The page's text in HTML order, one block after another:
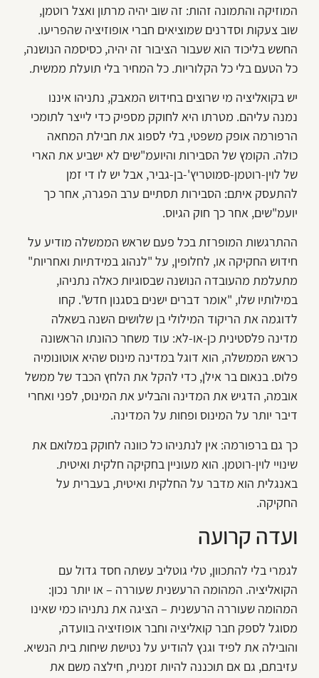
המוזיקה והתמונה זהות: זה שוב יהיה מרתון ואצל רוטמן,
שוב צעקות וסדרנים שמוציאים חברי אופוזיציה שהפריעו.
החשש בליכוד הוא שעבור הציבור זה יהיה, כסיסמה הנושנה,
כל הטעם בלי כל הקלוריות. כל המחיר בלי תועלת ממשית.
יש בקואליציה מי שרוצים בחידוש המאבק, נתניהו איננו
נמנה עליהם. מטרתו היא לחוקק מספיק כדי לייצר לתומכי
הרפורמה אופק משפטי, בלי לספוג את חבילת המחאה
כולה. הקומץ של הסבירות והיועמ"שים לא ישביע את הארי
של לוין-רוטמן-סמוטריץ'-בן-גביר, אבל יש לו די זמן
להתעסק איתם: הסבירות תסתיים ערב הפגרה, אחר כך
יועמ"שים, אחר כך חוק הגיוס.
ההתרגשות המופרזת בכל פעם שראש הממשלה מודיע על
חידוש החקיקה או, לחלופין, על "לנהוג במידתיות ואחריות"
מתעלמת מהעובדה הנושנה שבסוגיות כאלה נתניהו,
במילותיו שלו, "אומר דברים ישנים בסגנון חדש". קחו
לדוגמה את הריקוד המילולי בן שלושים השנה בשאלה
מדינה פלסטינית כן-או-לא: עוד משחר כהונתו הראשונה
כראש הממשלה, הוא דוגל במדינה מינוס שהיא אוטונומיה
פלוס. בנאום בר אילן, כדי להקל את הלחץ הכבד של ממשל
אובמה, הדגיש את המדינה והבליע את המינוס, לפני ואחרי
דיבר יותר על המינוס ופחות על המדינה.
כך גם ברפורמה: אין לנתניהו כל כוונה לחוקק במלואם את
שינויי לוין-רוטמן. הוא מעוניין בחקיקה חלקית ואיטית.
באנגלית הוא מדבר על החלקית ואיטית, בעברית על
החקיקה.
ועדה קרועה
לגמרי בלי להתכוון, טלי גוטליב עשתה חסד גדול עם
הקואליציה. המהומה הרעשנית שעוררה – או יותר נכון:
המהומה שעוררה הרעשנית – הציגה את נתניהו כמי שאינו
מסוגל לספק חבר קואליציה וחבר אופוזיציה בוועדה,
והובילה את לפיד וגנץ להודיע על נטישת שיחות בית הנשיא.
עזיבתם, גם אם תוכננה להיות זמנית, חילצה משם את